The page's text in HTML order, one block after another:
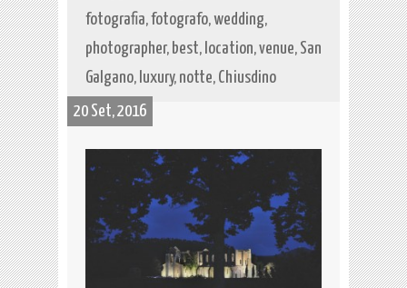
fotografia, fotografo, wedding,
photographer, best, location, venue, San
Galgano, luxury, notte, Chiusdino
20 Set, 2016